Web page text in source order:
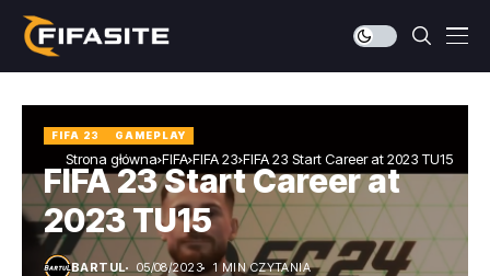
Strona główna FIFA FIFA 23 FIFA 23 Start Career at 2023 TU15
FIFA 23 GAMEPLAY
FIFA 23 Start Career at
2023 TU15
BARTUL 05/08/2023 1 MIN CZYTANIA